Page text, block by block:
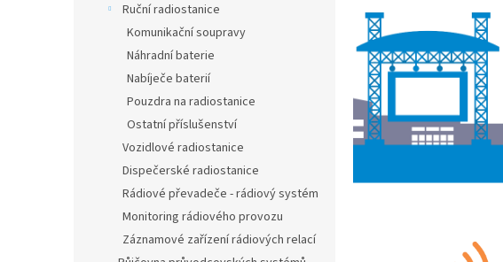
Ruční radiostanice
Komunikační soupravy
Náhradní baterie
Nabíječe baterií
Pouzdra na radiostanice
Ostatní příslušenství
Vozidlové radiostanice
Dispečerské radiostanice
Rádiové převadeče - rádiový systém
Monitoring rádiového provozu
Záznamové zařízení rádiových relací